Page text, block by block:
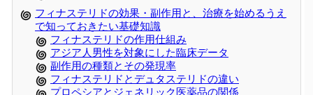
フィナステリドの効果・副作用と、治療を始めるうえ
で知っておきたい基礎知識
フィナステリドの作用仕組み
アジア人男性を対象にした臨床データ
副作用の種類とその発現率
フィナステリドとデュタステリドの違い
プロペシアとジェネリック医薬品の関係